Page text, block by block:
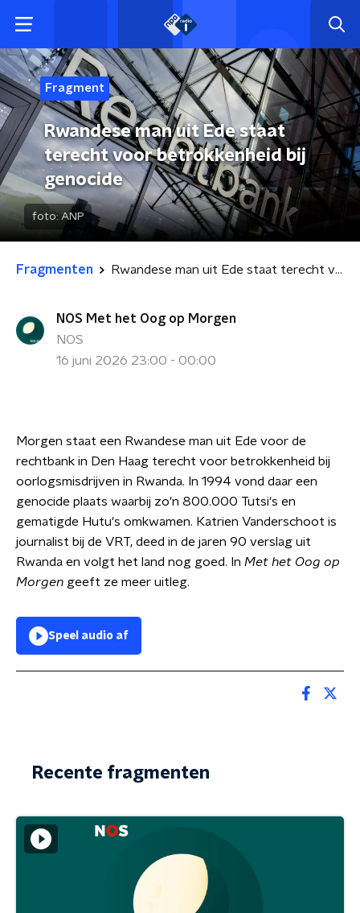
Fragment
Rwandese man uit Ede staat
terecht voor betrokkenheid bij
genocide
foto: ANP
Fragmenten Rwandese man uit Ede staat terecht voor betrokkenheid bij genocide
NOS Met het Oog op Morgen
NOS
16 juni 2026 23:00 - 00:00
Morgen staat een Rwandese man uit Ede voor de
rechtbank in Den Haag terecht voor betrokkenheid bij
oorlogsmisdrijven in Rwanda. In 1994 vond daar een
genocide plaats waarbij zo'n 800.000 Tutsi's en
gematigde Hutu's omkwamen. Katrien Vanderschoot is
journalist bij de VRT, deed in de jaren 90 verslag uit
Rwanda en volgt het land nog goed. In Met het Oog op
Morgen geeft ze meer uitleg.
Speel audio af
Recente fragmenten